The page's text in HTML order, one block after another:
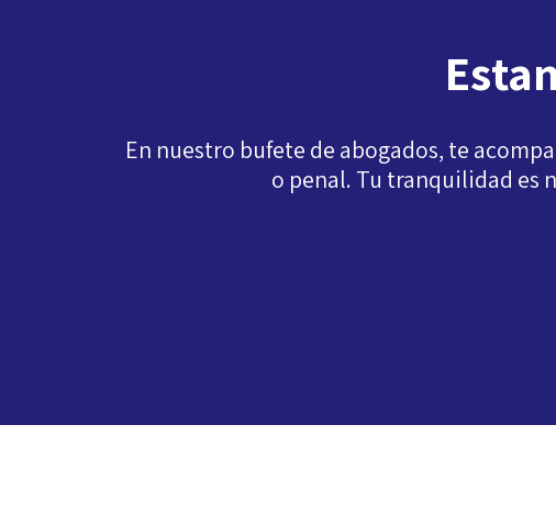
En nuestro bufete de abogados, te
o penal. Tu tranquilidad es